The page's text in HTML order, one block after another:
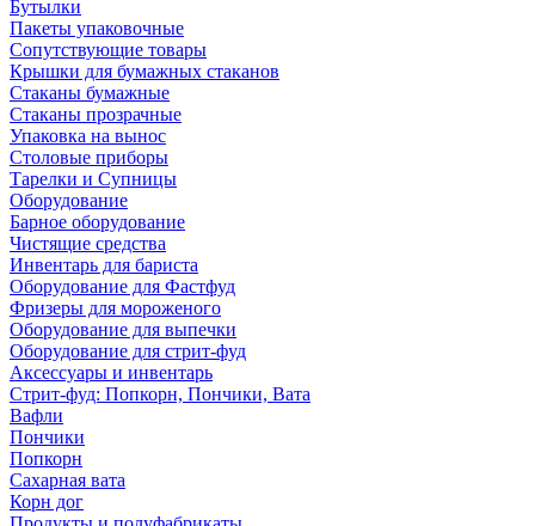
Бутылки
Пакеты упаковочные
Сопутствующие товары
Крышки для бумажных стаканов
Стаканы бумажные
Стаканы прозрачные
Упаковка на вынос
Столовые приборы
Тарелки и Супницы
Оборудование
Барное оборудование
Чистящие средства
Инвентарь для бариста
Оборудование для Фастфуд
Фризеры для мороженого
Оборудование для выпечки
Оборудование для стрит-фуд
Аксессуары и инвентарь
Стрит-фуд: Попкорн, Пончики, Вата
Вафли
Пончики
Попкорн
Сахарная вата
Корн дог